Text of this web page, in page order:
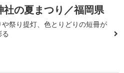
社の夏まつり／福岡県
や祭り提灯、色とりどりの短冊が